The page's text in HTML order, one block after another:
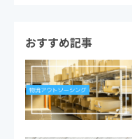
おすすめ記事